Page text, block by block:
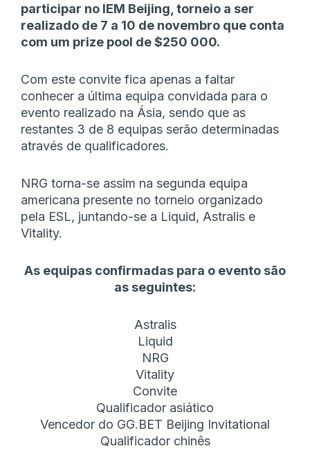
participar no IEM Beijing, torneio a ser
realizado de 7 a 10 de novembro que conta
com um prize pool de $250 000.
Com este convite fica apenas a faltar
conhecer a última equipa convidada para o
evento realizado na Ásia, sendo que as
restantes 3 de 8 equipas serão determinadas
através de qualificadores.
NRG torna-se assim na segunda equipa
americana presente no torneio organizado
pela ESL, juntando-se a Liquid, Astralis e
Vitality.
As equipas confirmadas para o evento são
as seguintes:
Astralis
Liquid
NRG
Vitality
Convite
Qualificador asiático
Vencedor do GG.BET Beijing Invitational
Qualificador chinês